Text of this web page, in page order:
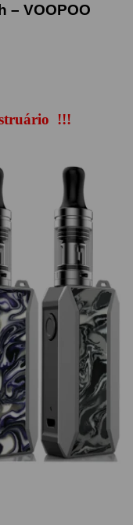
– VOOPOO
!!!